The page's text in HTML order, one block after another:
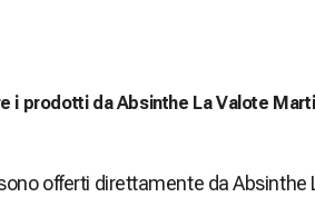
i prodotti da Absinthe La Valote
offerti direttamente da Absinthe